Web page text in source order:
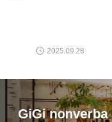
GiGi nonverba